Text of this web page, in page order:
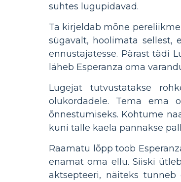
suhtes lugupidavad.
Ta kirjeldab mõne
sügavalt, hoolimata sellest,
ennustajatesse. Pärast tädi
läheb Esperanza oma
Lugejat tutvustatakse
olukordadele. Tema ema
õnnestumiseks. Kohtume
kuni talle kaela pannakse
Raamatu lõpp toob
enamat oma ellu. Siiski
aktsepteeri, näiteks